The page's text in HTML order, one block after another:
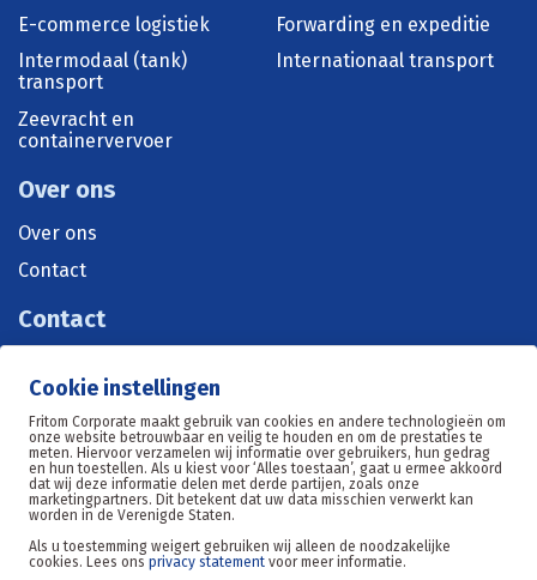
Cookie instellingen
Fritom Corporate maakt gebruik van cookies en andere technologieën om
onze website betrouwbaar en veilig te houden en om de prestaties te
meten. Hiervoor verzamelen wij informatie over gebruikers, hun gedrag
en hun toestellen. Als u kiest voor ‘Alles toestaan’, gaat u ermee akkoord
dat wij deze informatie delen met derde partijen, zoals onze
marketingpartners. Dit betekent dat uw data misschien verwerkt kan
worden in de Verenigde Staten.
Als u toestemming weigert gebruiken wij alleen de noodzakelijke
cookies. Lees onsprivacy statement voor meer informatie.
E-commerce logistiek
Forwarding en expeditie
Intermodaal (tank)
transport
Internationaal transport
Zeevracht en
containervervoer
Over ons
Over ons
Contact
Contact
sales@fritom.nl
Oosterom 11, 8602DE Sneek